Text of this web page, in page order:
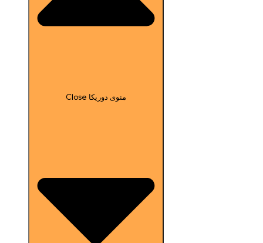
Close منوی دوریکا